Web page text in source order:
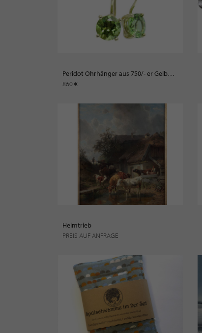
Peridot Ohrhänger aus 750/- er Gelbgold
860 €
Heimtrieb
PREIS AUF ANFRAGE